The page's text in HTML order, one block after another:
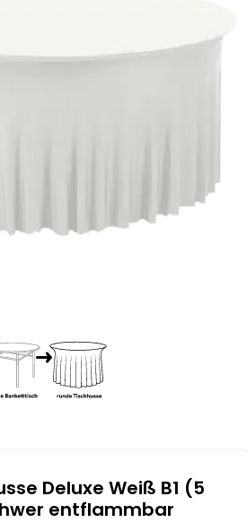
Deluxe Weiß B1 (5
entflammbar